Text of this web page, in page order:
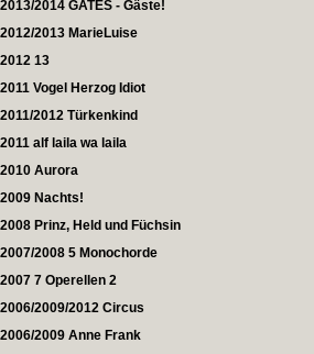
2013/2014 GATES - Gäste!
2012/2013 MarieLuise
2012 13
2011 Vogel Herzog Idiot
2011/2012 Türkenkind
2011 alf laila wa laila
2010 Aurora
2009 Nachts!
2008 Prinz, Held und Füchsin
2007/2008 5 Monochorde
2007 7 Operellen 2
2006/2009/2012 Circus
2006/2009 Anne Frank